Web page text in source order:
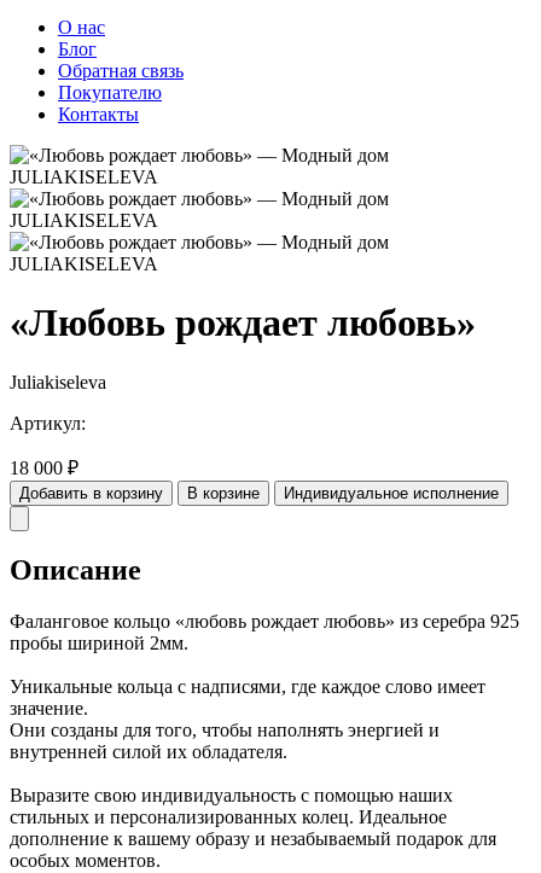
О нас
Блог
Обратная связь
Покупателю
Контакты
«Любовь рождает любовь»
Juliakiseleva
Артикул:
18 000 ₽
Добавить в корзину В корзине Индивидуальное исполнение
Описание
Фаланговое кольцо «любовь рождает любовь» из серебра 925
пробы шириной 2мм.
Уникальные кольца с надписями, где каждое слово имеет
значение.
Они созданы для того, чтобы наполнять энергией и
внутренней силой их обладателя.
Выразите свою индивидуальность с помощью наших
стильных и персонализированных колец. Идеальное
дополнение к вашему образу и незабываемый подарок для
особых моментов.